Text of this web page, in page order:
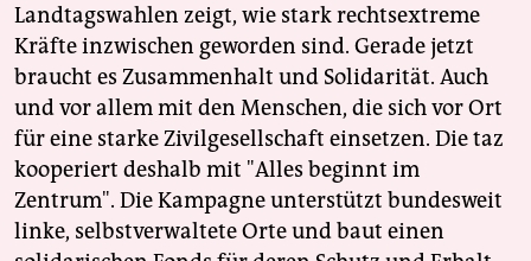
Landtagswahlen zeigt, wie stark rechtsextreme
Kräfte inzwischen geworden sind. Gerade jetzt
braucht es Zusammenhalt und Solidarität. Auch
und vor allem mit den Menschen, die sich vor Ort
für eine starke Zivilgesellschaft einsetzen. Die taz
kooperiert deshalb mit "Alles beginnt im
Zentrum". Die Kampagne unterstützt bundesweit
linke, selbstverwaltete Orte und baut einen